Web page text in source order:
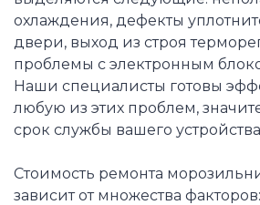
охлаждения, дефекты
двери, выход из строя
проблемы с электронным
Наши специалисты готовы
любую из этих проблем,
срок службы вашего
Стоимость ремонта
зависит от множества